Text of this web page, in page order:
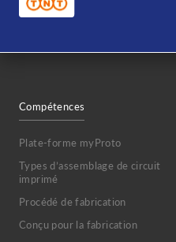
Compétences
Plate-forme myProto
Types d’assemblage de circuit
imprimé
Procédé de fabrication
Conçu pour la fabrication